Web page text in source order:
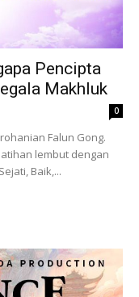
Pencipta
Makhluk
0
Falun Gong.
lembut dengan
Baik,...